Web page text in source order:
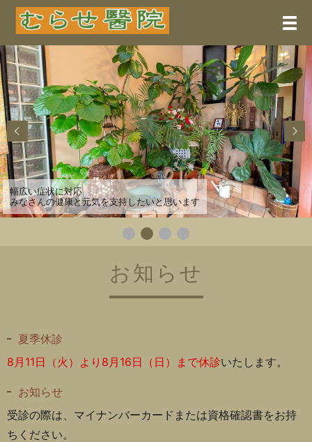
メ
幅広い症状に対応
みなさんの健康と元気を支持したいと思います
お知らせ
夏季休診
8月11日（火）より8月16日（日）まで休診いたします。
お知らせ
受診の際は、マイナンバーカードまたは資格確認書をお持
ちください。